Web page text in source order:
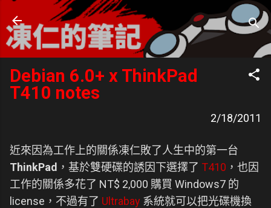
跳到主要內容
凍仁的筆記
- https://note.drx.tw
Debian 6.0+ x ThinkPad
T410 notes
2/18/2011
近來因為工作上的關係凍仁敗了人生中的第一台
ThinkPad ，基於雙硬碟的誘因下選擇了 T410 ，也因
工作的關係多花了 NT$ 2,000 購買 Windows7 的
license，不過有了 Ultrabay 系統就可以把光碟機換